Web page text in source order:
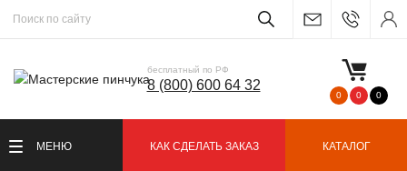
бесплатный по РФ
8 (800) 600 64 32
0 0 0
МЕНЮ КАК СДЕЛАТЬ ЗАКАЗ КАТАЛОГ